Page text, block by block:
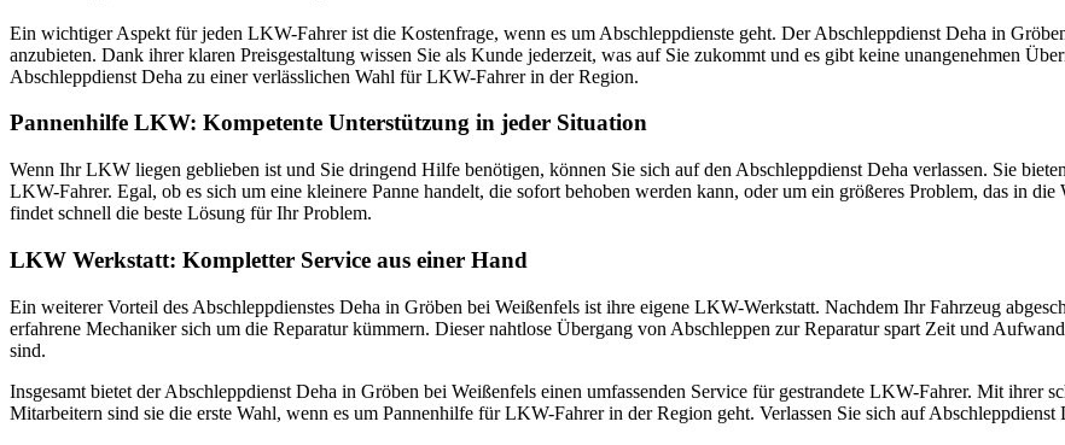
Ein wichtiger Aspekt für jeden LKW-Fahrer ist die Kostenfrage, wenn es um Abschleppdienste geht. Der Abschleppdienst Deha in
anzubieten. Dank ihrer klaren Preisgestaltung wissen Sie als Kunde jederzeit, was auf Sie zukommt und es gibt keine unangenehmen
Abschleppdienst Deha zu einer verlässlichen Wahl für LKW-Fahrer in der Region.
Pannenhilfe LKW: Kompetente Unterstützung in jeder Situation
Wenn Ihr LKW liegen geblieben ist und Sie dringend Hilfe benötigen, können Sie sich auf den Abschleppdienst Deha verlassen. Sie
LKW-Fahrer. Egal, ob es sich um eine kleinere Panne handelt, die sofort behoben werden kann, oder um ein größeres Problem, das in
findet schnell die beste Lösung für Ihr Problem.
LKW Werkstatt: Kompletter Service aus einer Hand
Ein weiterer Vorteil des Abschleppdienstes Deha in Gröben bei Weißenfels ist ihre eigene LKW-Werkstatt. Nachdem Ihr Fahrzeug
erfahrene Mechaniker sich um die Reparatur kümmern. Dieser nahtlose Übergang von Abschleppen zur Reparatur spart Zeit und
sind.
Insgesamt bietet der Abschleppdienst Deha in Gröben bei Weißenfels einen umfassenden Service für gestrandete LKW-Fahrer. Mit ihrer
Mitarbeitern sind sie die erste Wahl, wenn es um Pannenhilfe für LKW-Fahrer in der Region geht. Verlassen Sie sich auf